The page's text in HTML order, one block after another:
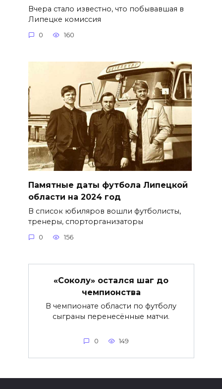
Вчера стало известно, что побывавшая в
Липецке комиссия
0 160
Памятные даты футбола Липецкой
области на 2024 год
В список юбиляров вошли футболисты,
тренеры, спорторганизаторы
0 156
«Соколу» остался шаг до
чемпионства
В чемпионате области по футболу
сыграны перенесённые матчи.
0 149